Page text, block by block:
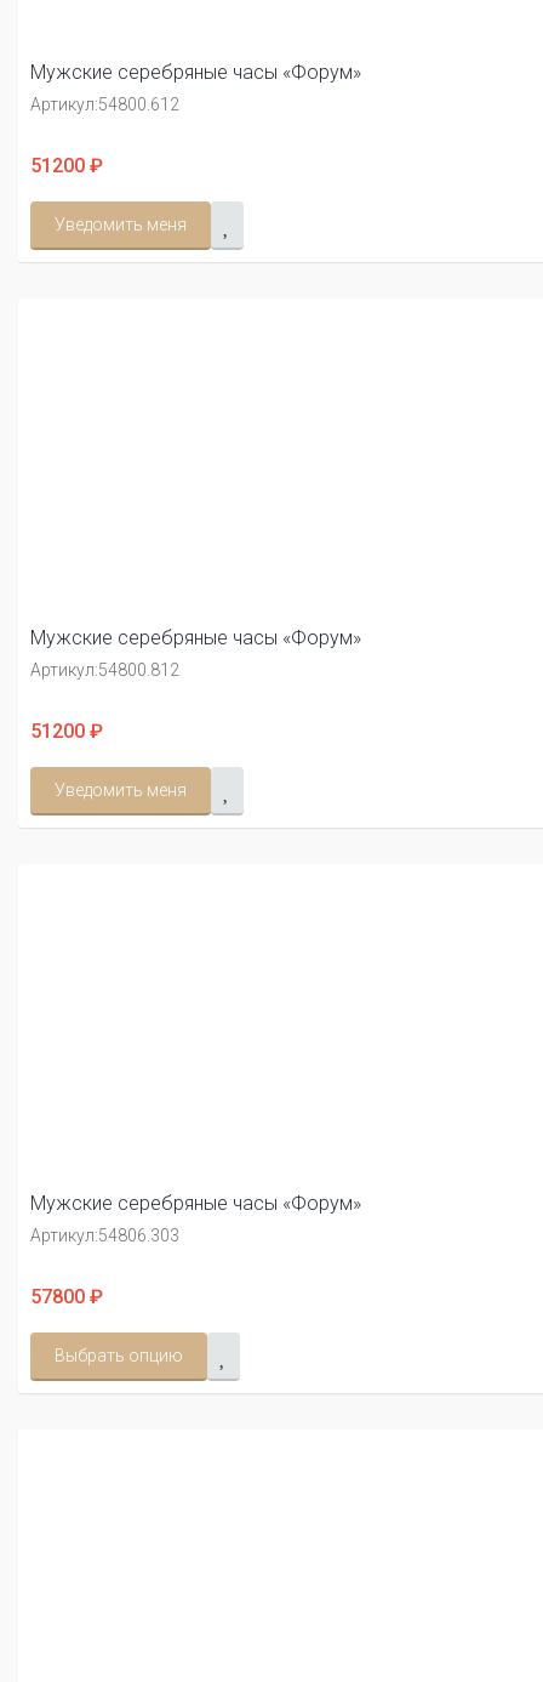
Мужские серебряные часы «Форум»
Артикул:54800.612
51200 ₽
Уведомить меня
Мужские серебряные часы «Форум»
Артикул:54800.812
51200 ₽
Уведомить меня
Мужские серебряные часы «Форум»
Артикул:54806.303
57800 ₽
Выбрать опцию